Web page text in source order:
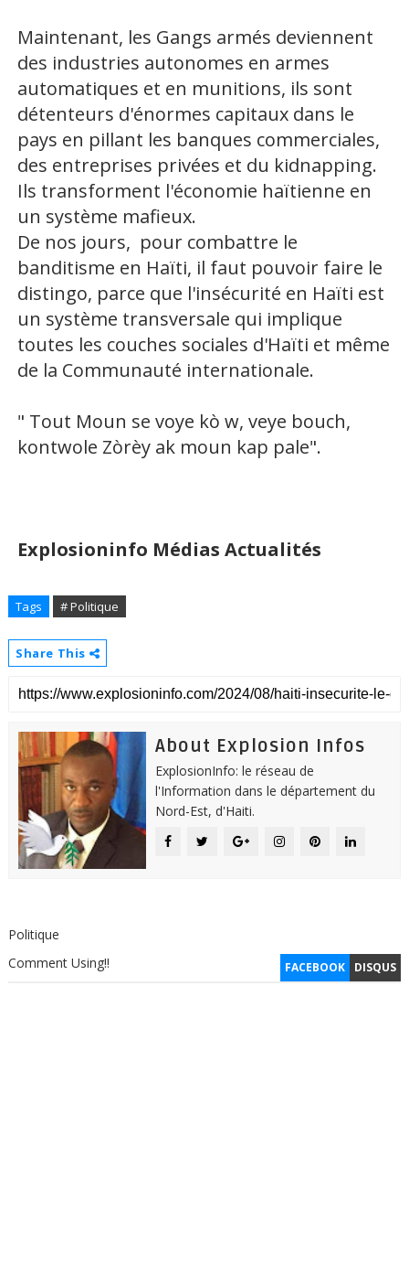
Maintenant, les Gangs armés deviennent
des industries autonomes en armes
automatiques et en munitions, ils sont
détenteurs d'énormes capitaux dans le
pays en pillant les banques commerciales,
des entreprises privées et du kidnapping.
Ils transforment l'économie haïtienne en
un système mafieux.
De nos jours, pour combattre le
banditisme en Haïti, il faut pouvoir faire le
distingo, parce que l'insécurité en Haïti est
un système transversale qui implique
toutes les couches sociales d'Haïti et même
de la Communauté internationale.
" Tout Moun se voye kò w, veye bouch,
kontwole Zòrèy ak moun kap pale".
Explosioninfo Médias Actualités
Tags # Politique
Share This
About Explosion Infos
ExplosionInfo: le réseau de
l'Information dans le département du
Nord-Est, d'Haiti.
Politique
FACEBOOK DISQUS
Comment Using!!